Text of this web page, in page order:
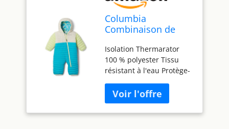
Columbia
Combinaison de
Powder Lite II
unisexe pour bébé,
Geyser/Craie/Jaune
printemps, 3-6 mois
Isolation Thermarator
100 % polyester Tissu
résistant à l'eau Protège-
menton Partiellement
élastique à la taille Mains
et pieds rabattables.